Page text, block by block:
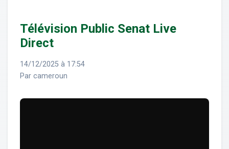
Télévision Public Senat Live
Direct
14/12/2025 à 17:54
Par cameroun